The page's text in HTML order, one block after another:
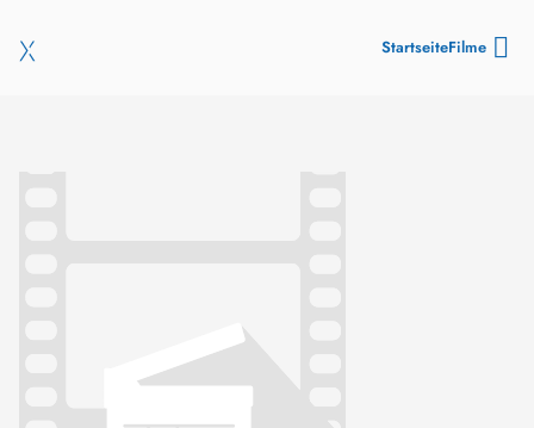
StartseiteFilme